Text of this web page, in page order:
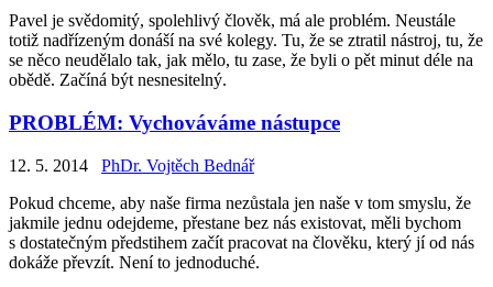
Pavel je svědomitý, spolehlivý člověk, má ale problém. Neustále
totiž nadřízeným donáší na své kolegy. Tu, že se ztratil nástroj, tu, že
se něco neudělalo tak, jak mělo, tu zase, že byli o pět minut déle na
obědě. Začíná být nesnesitelný.
PROBLÉM: Vychováváme nástupce
12. 5. 2014
PhDr. Vojtěch Bednář
Pokud chceme, aby naše firma nezůstala jen naše v tom smyslu, že
jakmile jednu odejdeme, přestane bez nás existovat, měli bychom
s dostatečným předstihem začít pracovat na člověku, který jí od nás
dokáže převzít. Není to jednoduché.